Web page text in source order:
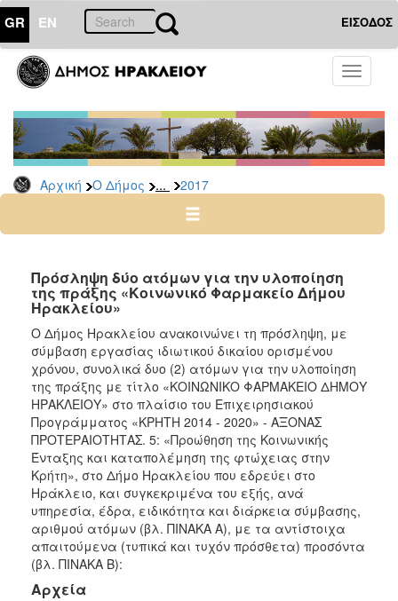
GR EN ΕΙΣΟΔΟΣ
Toggle
Αρχική Ο Δήμος ... 2017
ΔΗΜΟΣ
Προσλήψεις
Αρχείο
2026
2025
2022
2020
2019
2018
2017
2016
2015
2013
ΤΟΠΟΣ
Πρόσληψη δύο ατόμων για την υλοποίηση
της πράξης «Κοινωνικό Φαρμακείο Δήμου
Ηρακλείου»
Ο Δήμος Ηρακλείου ανακοινώνει τη πρόσληψη, με
σύμβαση εργασίας ιδιωτικού δικαίου ορισμένου
χρόνου, συνολικά δυο (2) ατόμων για την υλοποίηση
της πράξης με τίτλο «ΚΟΙΝΩΝΙΚΟ ΦΑΡΜΑΚΕΙΟ ΔΗΜΟΥ
ΗΡΑΚΛΕΙΟΥ» στο πλαίσιο του Επιχειρησιακού
Προγράμματος «ΚΡΗΤΗ 2014 - 2020» - ΑΞΟΝΑΣ
ΠΡΟΤΕΡΑΙΟΤΗΤΑΣ. 5: «Προώθηση της Κοινωνικής
Ένταξης και καταπολέμηση της φτώχειας στην
Κρήτη», στο Δήμο Ηρακλείου που εδρεύει στο
Ηράκλειο, και συγκεκριμένα του εξής, ανά
υπηρεσία, έδρα, ειδικότητα και διάρκεια σύμβασης,
αριθμού ατόμων (βλ. ΠΙΝΑΚΑ Α), με τα αντίστοιχα
απαιτούμενα (τυπικά και τυχόν πρόσθετα) προσόντα
(βλ. ΠΙΝΑΚΑ Β):
Αρχεία